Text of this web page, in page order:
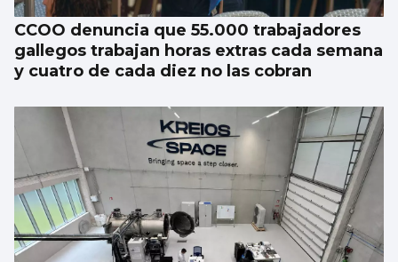
CCOO denuncia que 55.000 trabajadores
gallegos trabajan horas extras cada semana
y cuatro de cada diez no las cobran